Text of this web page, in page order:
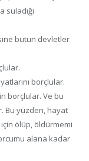
bütün devletler
borçlular.
borçlular. Ve bu
Bu yüzden, hayat
ölüp, öldürmemi
alana kadar